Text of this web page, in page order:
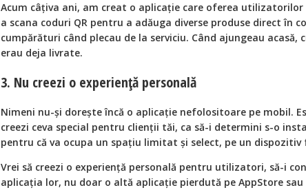
Acum câțiva ani, am creat o aplicație care oferea
a scana coduri QR pentru a adăuga diverse produse direct în
cumpărături când plecau de la serviciu. Când ajungeau acasă,
erau deja livrate.
3. Nu creezi o experiență personală
Nimeni nu-și dorește încă o aplicație nefolositoare pe mobil.
creezi ceva special pentru clienții tăi, ca să-i determini s-o
pentru că va ocupa un spațiu limitat și select, pe un
Vrei să creezi o experiență personală pentru utilizatori, să-i
aplicația lor, nu doar o altă aplicație pierdută pe AppStore sau